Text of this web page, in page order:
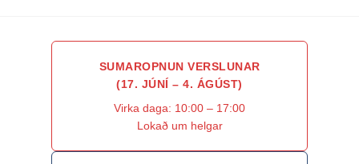
SUMAROPNUN VERSLUNAR
(17. JÚNÍ – 4. ÁGÚST)
Virka daga: 10:00 – 17:00
Lokað um helgar